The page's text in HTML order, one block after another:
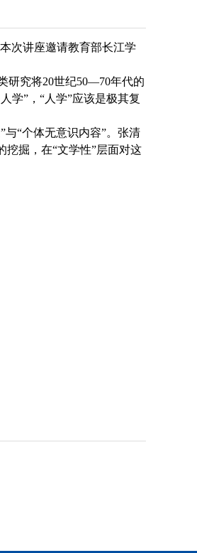
次讲座邀请教育部长江学
研究将20世纪50—70年代的
学”，“人学”应该是极其复
“个体无意识内容”。张清
挖掘，在“文学性”层面对这